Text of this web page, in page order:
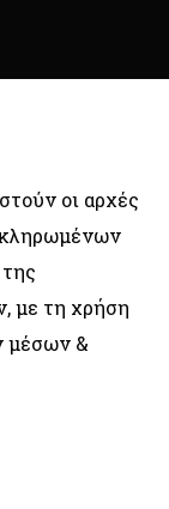
οι αρχές
με τη χρήση
μέσων &